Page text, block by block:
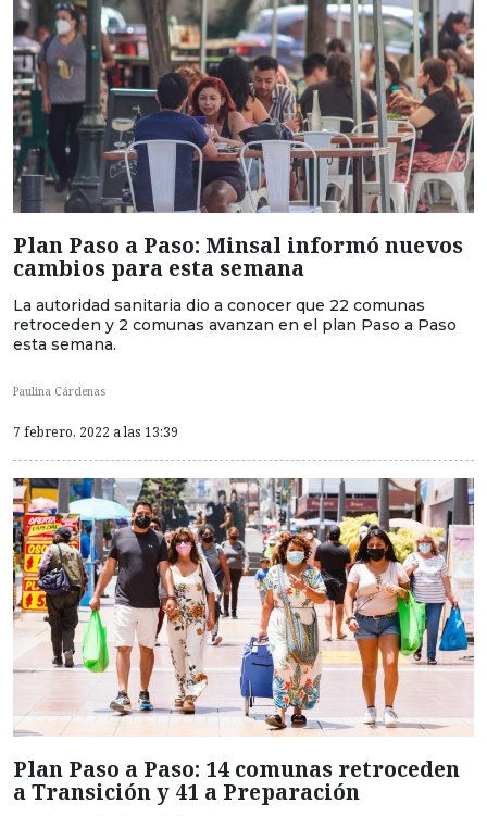
Plan Paso a Paso: Minsal informó nuevos
cambios para esta semana
La autoridad sanitaria dio a conocer que 22 comunas
retroceden y 2 comunas avanzan en el plan Paso a Paso
esta semana.
Paulina Cárdenas
7 febrero, 2022 a las 13:39
Plan Paso a Paso: 14 comunas retroceden
a Transición y 41 a Preparación